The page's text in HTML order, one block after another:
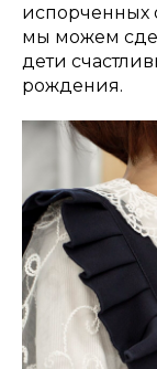
испорченных
мы можем
дети
рождения.